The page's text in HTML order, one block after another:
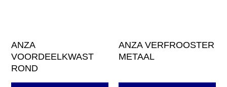
ANZA
VOORDEELKWAST
ROND
ANZA VERFROOSTER
METAAL